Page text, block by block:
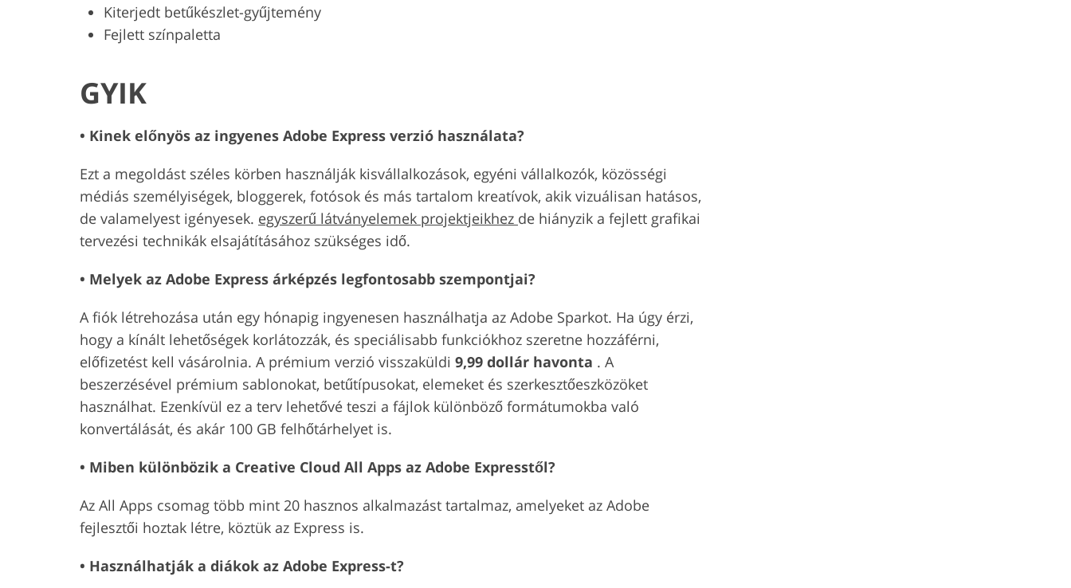
Kiterjedt betűkészlet-gyűjtemény
Fejlett színpaletta
GYIK
• Kinek előnyös az ingyenes Adobe Express verzió használata?
Ezt a megoldást széles körben használják kisvállalkozások, egyéni vállalkozók, közösségi
médiás személyiségek, bloggerek, fotósok és más tartalom kreatívok, akik vizuálisan hatásos,
de valamelyest igényesek. egyszerű látványelemek projektjeikhez de hiányzik a fejlett grafikai
tervezési technikák elsajátításához szükséges idő.
• Melyek az Adobe Express árképzés legfontosabb szempontjai?
A fiók létrehozása után egy hónapig ingyenesen használhatja az Adobe Sparkot. Ha úgy érzi,
hogy a kínált lehetőségek korlátozzák, és speciálisabb funkciókhoz szeretne hozzáférni,
előfizetést kell vásárolnia. A prémium verzió visszaküldi 9,99 dollár havonta . A
beszerzésével prémium sablonokat, betűtípusokat, elemeket és szerkesztőeszközöket
használhat. Ezenkívül ez a terv lehetővé teszi a fájlok különböző formátumokba való
konvertálását, és akár 100 GB felhőtárhelyet is.
• Miben különbözik a Creative Cloud All Apps az Adobe Expresstől?
Az All Apps csomag több mint 20 hasznos alkalmazást tartalmaz, amelyeket az Adobe
fejlesztői hoztak létre, köztük az Express is.
• Használhatják a diákok az Adobe Express-t?